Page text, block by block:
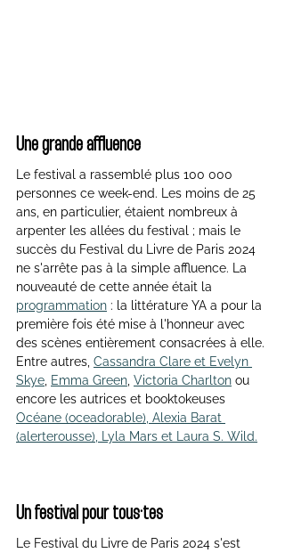
Une grande affluence
Le festival a rassemblé plus 100 000
personnes ce week-end. Les moins de 25
ans, en particulier, étaient nombreux à
arpenter les allées du festival ; mais le
succès du Festival du Livre de Paris 2024
ne s'arrête pas à la simple affluence. La
nouveauté de cette année était la
programmation : la littérature YA a pour la
première fois été mise à l'honneur avec
des scènes entièrement consacrées à elle.
Entre autres, Cassandra Clare et Evelyn
Skye Emma Green Victoria Charlton ou
encore les autrices et booktokeuses
Océane (oceadorable), Alexia Barat
(alerterousse), Lyla Mars et Laura S. Wild.
Un festival pour tous·tes
Le Festival du Livre de Paris 2024 s'est